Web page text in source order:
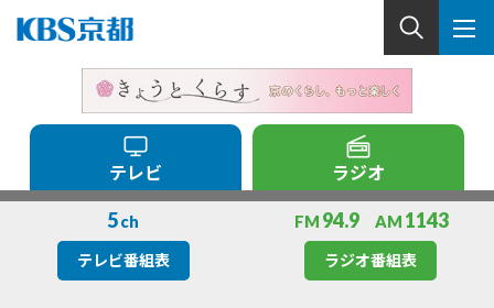
テレビ ラジオ
5 ch
テレビ番組表
FM 94.9 AM 1143
ラジオ番組表